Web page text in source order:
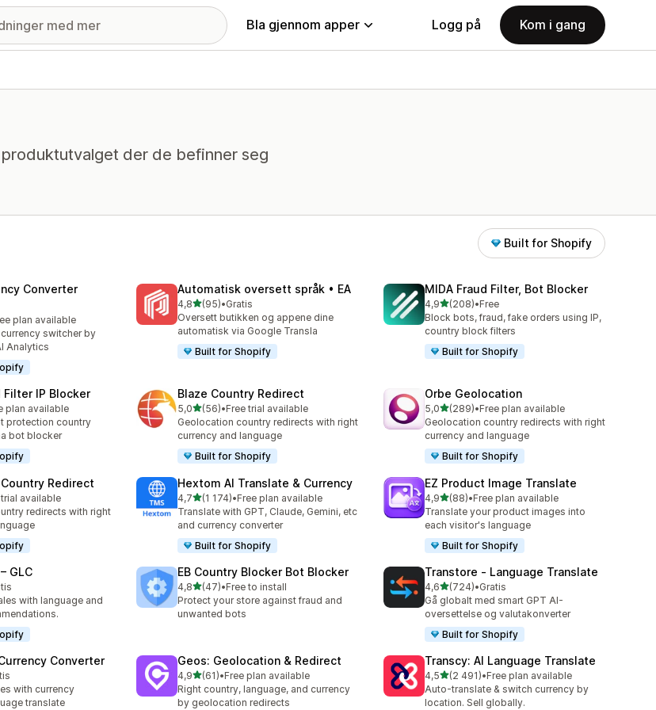
Bla gjennom apper Logg på Kom i gang
der de befinner seg
Built for Shopify
Converter
plan available
switcher by
Analytics
Automatisk oversett språk • EA
4,8av 5 stjerner
(95)
Totalt 95 omtaler
•Gratis
Oversett butikken og appene dine
automatisk via Google Transla
Built for Shopify
MIDA Fraud Filter, Bot Blocker
4,9av 5 stjerner
(208)
Totalt 208 omtaler
•Free
Block bots, fraud, fake orders using IP,
country block filters
Built for Shopify
Filter IP Blocker
plan available
protection country
bot blocker
Blaze Country Redirect
5,0av 5 stjerner
(56)
Totalt 56 omtaler
•Free trial available
Geolocation country redirects with right
currency and language
Built for Shopify
Orbe Geolocation
5,0av 5 stjerner
(289)
Totalt 289 omtaler
•Free plan available
Geolocation country redirects with right
currency and language
Built for Shopify
Redirect
available
redirects with right
Hextom AI Translate & Currency
4,7av 5 stjerner
(1 174)
Totalt 1174 omtaler
•Free plan available
Translate with GPT, Claude, Gemini, etc
and currency converter
Built for Shopify
EZ Product Image Translate
4,9av 5 stjerner
(88)
Totalt 88 omtaler
•Free plan available
Translate your product images into
each visitor's language
Built for Shopify
GLC
with language and
EB Country Blocker Bot Blocker
4,8av 5 stjerner
(47)
Totalt 47 omtaler
•Free to install
Protect your store against fraud and
unwanted bots
Transtore ‑ Language Translate
4,6av 5 stjerner
(724)
Totalt 724 omtaler
•Gratis
Gå globalt med smart GPT AI-
oversettelse og valutakonverter
Built for Shopify
Converter
with currency
translate
Geos: Geolocation & Redirect
4,9av 5 stjerner
(61)
Totalt 61 omtaler
•Free plan available
Right country, language, and currency
by geolocation redirects
Transcy: AI Language Translate
4,5av 5 stjerner
(2 491)
Totalt 2491 omtaler
•Free plan available
Auto-translate & switch currency by
location. Sell globally.